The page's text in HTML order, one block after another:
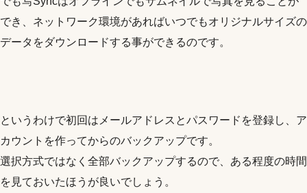
でき、ネットワーク環境があればいつでもオリジナルサイズの
データをダウンロードする事ができるのです。
というわけで初回はメールアドレスとパスワードを登録し、ア
カウントを作ってからのバックアップです。
選択方式ではなく全部バックアップするので、ある程度の時間
を見ておいたほうが良いでしょう。